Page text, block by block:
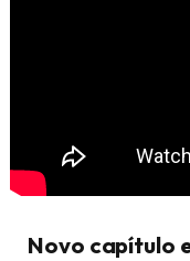
Novo capítulo